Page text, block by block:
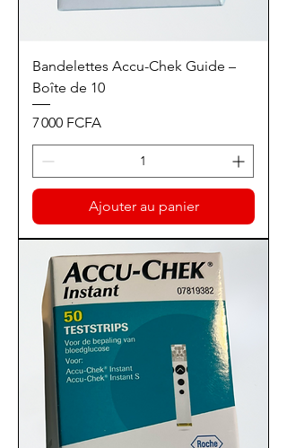
Bandelettes Accu-Chek Guide –
Boîte de 10
Prix
7 000 FCFA
Ajouter au panier